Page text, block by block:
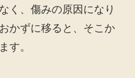
く、傷みの原因になり
かずに移ると、そこか
す。